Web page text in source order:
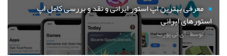
معرفی بهترین اپ استور ایرانی و نقد و بررسی کامل اپ
استورهای ایرانی
توسط : آی تی پورت